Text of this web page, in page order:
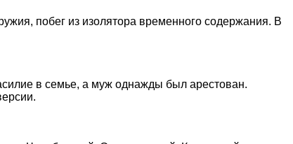
побег из изолятора временного содержания. В
в семье, а муж однажды был арестован.